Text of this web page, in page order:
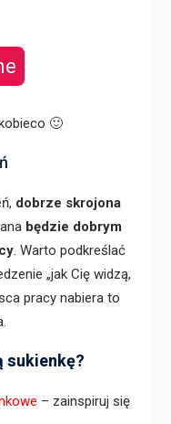
🙂
dobrze skrojona
będzie dobrym
. Warto podkreślać
„jak Cię widzą,
pracy nabiera to
sukienkę?
– zainspiruj się